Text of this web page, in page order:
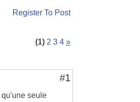
Register To Post
(1) 2 3 4 »
#1
seule